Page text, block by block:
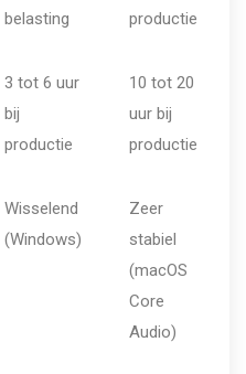
belasting
productie
3 tot 6 uur
bij
productie
10 tot 20
uur bij
productie
Wisselend
(Windows)
Zeer
stabiel
(macOS
Core
Audio)